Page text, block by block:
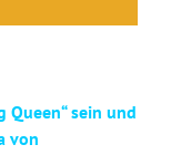
Queen“ sein und
von